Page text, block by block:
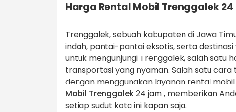
Harga Rental Mobil Trenggalek
Trenggalek, sebuah kabupaten di Jawa
indah, pantai-pantai eksotis, serta
untuk mengunjungi Trenggalek, salah satu
transportasi yang nyaman. Salah satu
dengan menggunakan layanan rental
Mobil Trenggalek24 jam , memberikan
setiap sudut kota ini kapan saja.